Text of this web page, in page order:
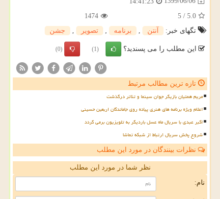
5.0
/
5
1474
تگهای خبر:
آنتن , برنامه , تصویر , جشن
این مطلب را می پسندید؟ (1)
(0)
تازه ترین مطالب مرتبط
مریم همتیان بازیگر جوان سینما و تئاتر درگذشت
اعلام ویژه برنامه های هنری پیاده روی جاماندگان اربعین حسینی
اکبر عبدی با سریال ماه عسل باردیگر به تلویزیون برمی گردد
شروع پخش سریال ارتباط از شبکه تماشا
نظرات بینندگان در مورد این مطلب
نظر شما در مورد این مطلب
نام: